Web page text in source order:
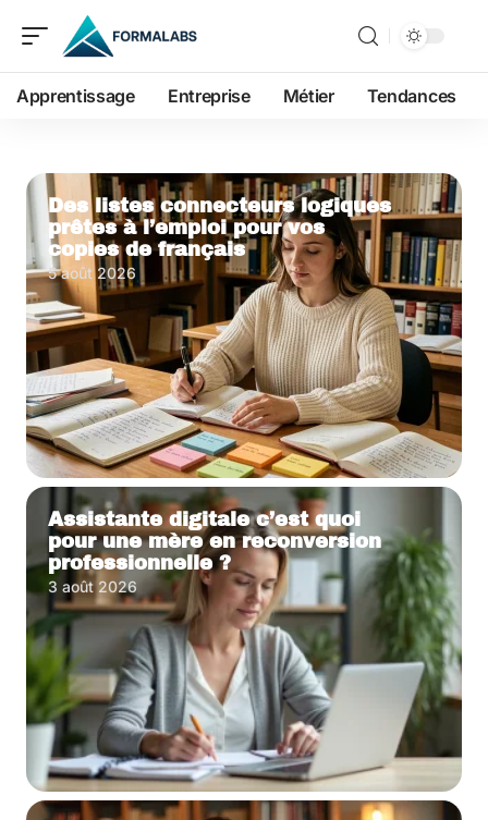
Apprentissage Entreprise Métier Tendances
Des listes connecteurs logiques
prêtes à l’emploi pour vos
copies de français
5 août 2026
Assistante digitale c’est quoi
pour une mère en reconversion
professionnelle ?
3 août 2026